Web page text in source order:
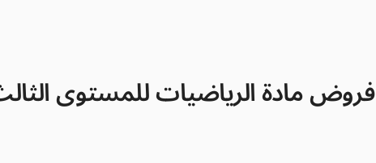
فروض مادة الرياضيات للمستوى الثالث